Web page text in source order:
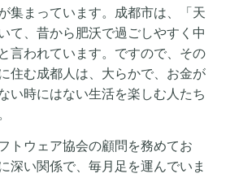
集まっています。成都市は、「天
て、昔から肥沃で過ごしやすく中
言われています。ですので、その
住む成都人は、大らかで、お金が
い時にはない生活を楽しむ人たち
トウェア協会の顧問を務めてお
深い関係で、毎月足を運んでいま